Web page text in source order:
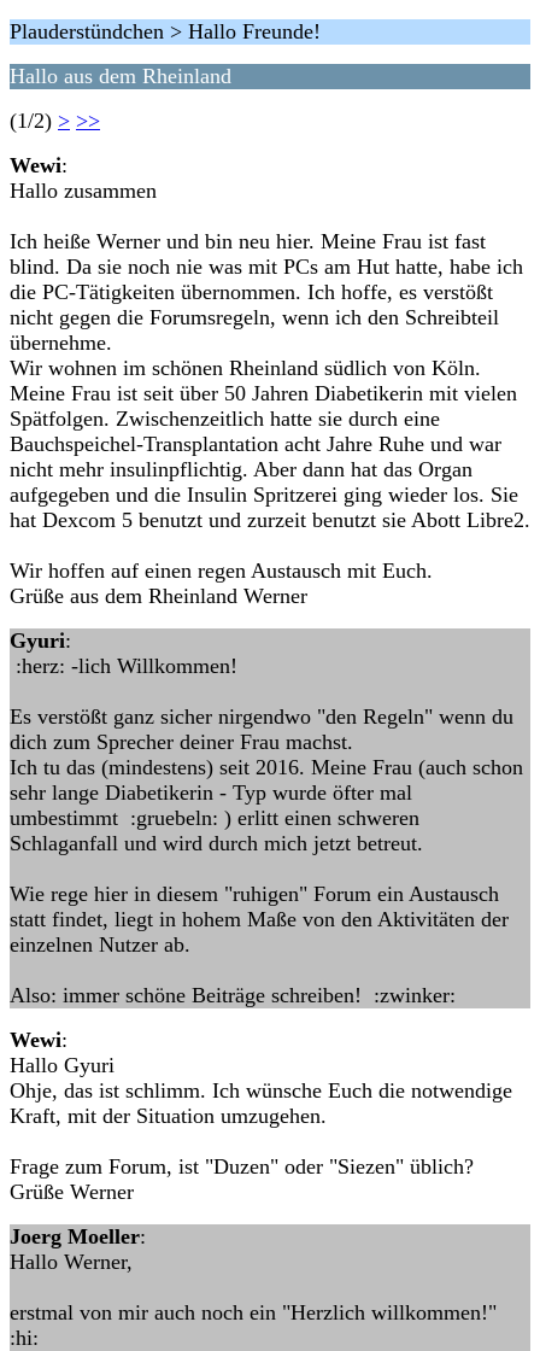
Plauderstündchen > Hallo Freunde!
Hallo aus dem Rheinland
(1/2) > >>
Wewi:
Hallo zusammen
Ich heiße Werner und bin neu hier. Meine Frau ist fast
blind. Da sie noch nie was mit PCs am Hut hatte, habe ich
die PC-Tätigkeiten übernommen. Ich hoffe, es verstößt
nicht gegen die Forumsregeln, wenn ich den Schreibteil
übernehme.
Wir wohnen im schönen Rheinland südlich von Köln.
Meine Frau ist seit über 50 Jahren Diabetikerin mit vielen
Spätfolgen. Zwischenzeitlich hatte sie durch eine
Bauchspeichel-Transplantation acht Jahre Ruhe und war
nicht mehr insulinpflichtig. Aber dann hat das Organ
aufgegeben und die Insulin Spritzerei ging wieder los. Sie
hat Dexcom 5 benutzt und zurzeit benutzt sie Abott Libre2.
Wir hoffen auf einen regen Austausch mit Euch.
Grüße aus dem Rheinland Werner
Gyuri:
:herz: -lich Willkommen!
Es verstößt ganz sicher nirgendwo "den Regeln" wenn du
dich zum Sprecher deiner Frau machst.
Ich tu das (mindestens) seit 2016. Meine Frau (auch schon
sehr lange Diabetikerin - Typ wurde öfter mal
umbestimmt :gruebeln: ) erlitt einen schweren
Schlaganfall und wird durch mich jetzt betreut.
Wie rege hier in diesem "ruhigen" Forum ein Austausch
statt findet, liegt in hohem Maße von den Aktivitäten der
einzelnen Nutzer ab.
Also: immer schöne Beiträge schreiben! :zwinker:
Wewi:
Hallo Gyuri
Ohje, das ist schlimm. Ich wünsche Euch die notwendige
Kraft, mit der Situation umzugehen.
Frage zum Forum, ist "Duzen" oder "Siezen" üblich?
Grüße Werner
Joerg Moeller:
Hallo Werner,
erstmal von mir auch noch ein "Herzlich willkommen!"
:hi: